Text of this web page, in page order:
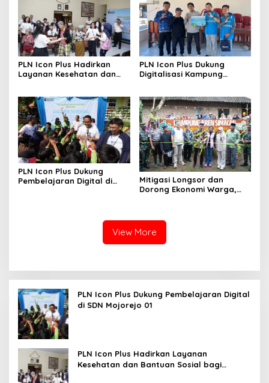
PLN Icon Plus Hadirkan
Layanan Kesehatan dan
PLN Icon Plus Dukung
Digitalisasi Kampung
Rajatama
PLN Icon Plus Dukung
Pembelajaran Digital di
Mitigasi Longsor dan
Dorong Ekonomi Warga,
View More
PLN Icon Plus Dukung Pembelajaran Digital
di SDN Mojorejo 01
PLN Icon Plus Hadirkan Layanan
Kesehatan dan Bantuan Sosial bagi